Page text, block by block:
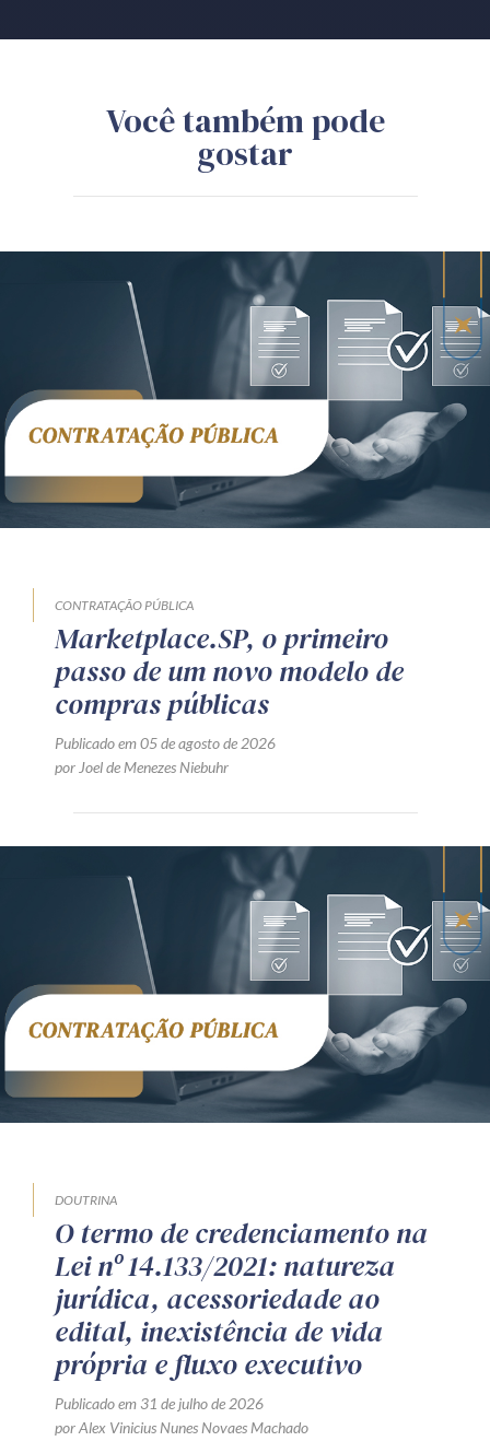
Você também pode
gostar
CONTRATAÇÃO PÚBLICA
Marketplace.SP, o primeiro
passo de um novo modelo de
compras públicas
Publicado em 05 de agosto de 2026
por Joel de Menezes Niebuhr
DOUTRINA
O termo de credenciamento na
Lei nº 14.133/2021: natureza
jurídica, acessoriedade ao
edital, inexistência de vida
própria e fluxo executivo
Publicado em 31 de julho de 2026
por Alex Vinicius Nunes Novaes Machado